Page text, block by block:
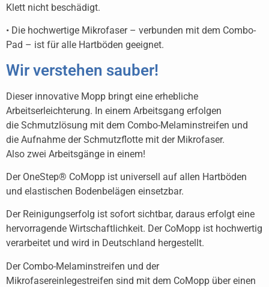
Klett nicht beschädigt.
• Die hochwertige Mikrofaser – verbunden mit dem Combo-
Pad – ist für alle Hartböden geeignet.
Wir verstehen sauber!
Dieser innovative Mopp bringt eine erhebliche
Arbeitserleichterung. In einem Arbeitsgang erfolgen
die Schmutzlösung mit dem Combo-Melaminstreifen und
die Aufnahme der Schmutzflotte mit der Mikrofaser.
Also zwei Arbeitsgänge in einem!
Der OneStep® CoMopp ist universell auf allen Hartböden
und elastischen Bodenbelägen einsetzbar.
Der Reinigungserfolg ist sofort sichtbar, daraus erfolgt eine
hervorragende Wirtschaftlichkeit. Der CoMopp ist hochwertig
verarbeitet und wird in Deutschland hergestellt.
Der Combo-Melaminstreifen und der
Mikrofasereinlegestreifen sind mit dem CoMopp über einen